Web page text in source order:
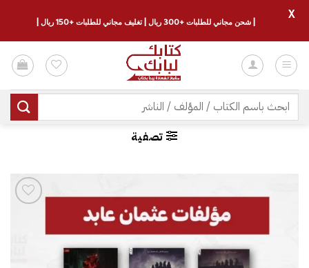
للمحتوى
البحث
عن:
تصفية
| شحن مجاني للطلبات +300 ريال | تغليف مجاني للطلبات +150 ريال |
X